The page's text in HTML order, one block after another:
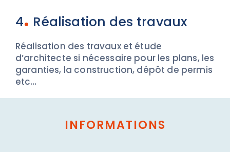
4. Réalisation des travaux
Réalisation des travaux et étude
d’architecte si nécessaire pour les plans, les
garanties, la construction, dépôt de permis
etc…
INFORMATIONS